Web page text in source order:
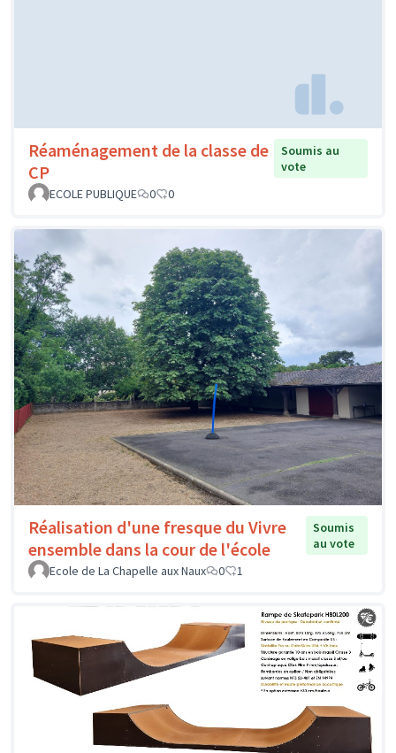
Réaménagement de la classe de
CP
Soumis au
vote
ECOLE PUBLIQUE
0 0
Réalisation d'une fresque du Vivre
ensemble dans la cour de l'école
Soumis
au vote
Ecole de La Chapelle aux Naux
0 1